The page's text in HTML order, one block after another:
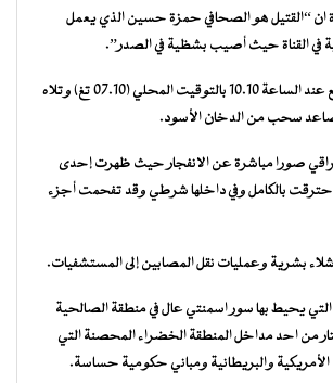
ان “القتيل هو الصحافي حمزة حسين الذي يعمل
في القناة حيث أصيب بشظية في الصدر”.
وأدى الانفجار الذي وقع عند الساعة 10.10 بالتوقيت المحلي (07.10 تغ) وتلاه
سحب من الدخان الأسود.
صورا مباشرة عن الانفجار حيث ظهرت إحدى
بالكامل وفي داخلها شرطي وقد تفحمت أجزء
بشرية وعمليات نقل المصابين إلى المستشفيات.
التي يحيط بها سور اسمنتي عال في منطقة الصالحية
من احد مداخل المنطقة الخضراء المحصنة التي
والبريطانية ومباني حكومية حساسة.